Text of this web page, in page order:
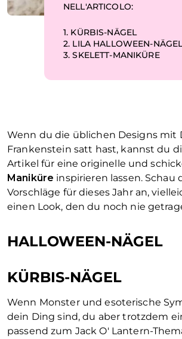
NELL'ARTICOLO:
1. KÜRBIS-NÄGEL
2. LILA HALLOWEEN-
3.SKELETT-MANIKÜRE
Wenn du die üblichen Designs mit
Frankenstein satt hast, kannst du
Artikel für eine originelle und
Maniküre inspirieren lassen. Schau
Vorschläge für dieses Jahr an,
einen Look, den du noch nie
HALLOWEEN-NÄGEL
KÜRBIS-NÄGEL
Wenn Monster und esoterische
dein Ding sind, du aber trotzdem
passend zum Jack O' Lantern-